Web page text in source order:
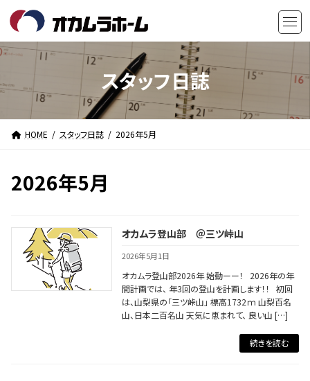
テ
ン
へ
キ
ゲ
ー
ョ
に
スタッフ日誌
HOME スタッフ日誌 2026年5月
2026年5月
オカムラ登山部 ＠三ツ峠山
2026年5月1日
オカムラ登山部2026年 始動ーー！ 2026年の年
間計画では、 年3回の登山を計画します！！ 初回
は、山梨県の「三ツ峠山」 標高1732ｍ 山梨百名
山、日本二百名山 天気に恵まれて、 良い山 […]
続きを読む